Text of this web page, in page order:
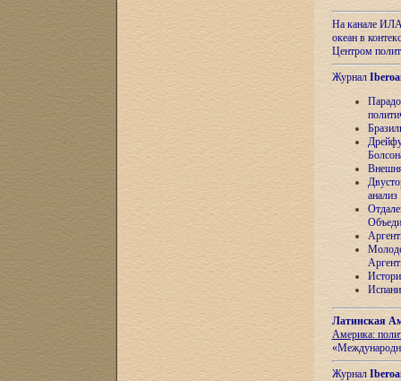
На канале
океан в
Центром
Журнал
анализ
Латинская
Америка:
Журнал